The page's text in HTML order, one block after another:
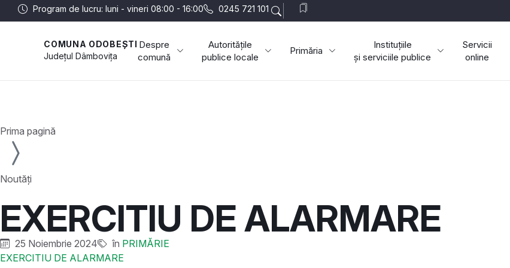
Program de lucru: luni - vineri 08:00 - 16:00 0245 721 101
COMUNA ODOBEȘTI
JudețulDâmbovița
Despre
comună
Autoritățile
publice locale
Primăria
Instituțiile
și serviciile publice
Servicii
online
Prima pagină
Noutăți
EXERCITIU DE ALARMARE
25 Noiembrie 2024 în PRIMĂRIE
EXERCITIU DE ALARMARE